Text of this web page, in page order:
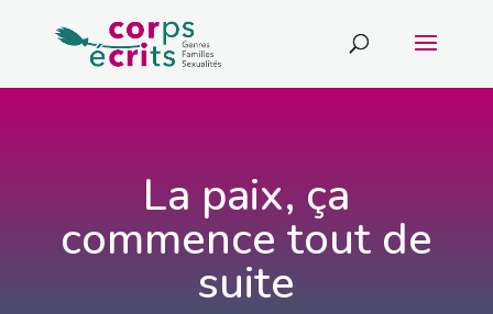
La paix, ça
commence tout de
suite